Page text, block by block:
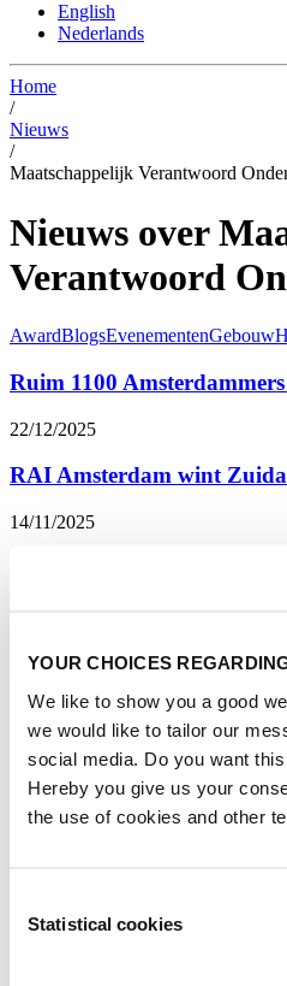
YOUR CHOICES
We like to show you a good
we would like to tailor our
social media. Do you want
Hereby you give us your
the use of cookies and other
Selection
Statistical cookies
English
Nederlands
Home
/
Nieuws
/
Maatschappelijk Verantwoord
Nieuws over
Verantwoord
AwardBlogsEvenementenGebouw
Ruim 1100
22/12/2025
RAI Amsterdam wint
14/11/2025
Amsterdam stijgt naar de
Destination Sustainability
15/10/2025
SIOP Fun(d) Run & Walk
02/10/2025
29/09/2025